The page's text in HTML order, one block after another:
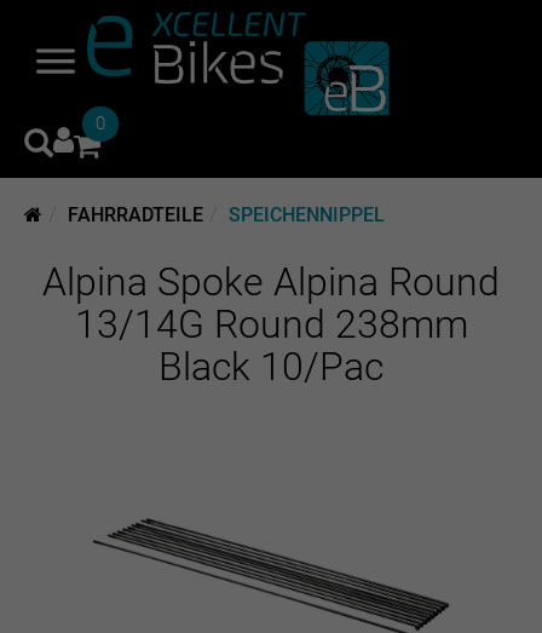
0
FAHRRADTEILE SPEICHENNIPPEL
Alpina Spoke Alpina Round
13/14G Round 238mm
Black 10/Pac